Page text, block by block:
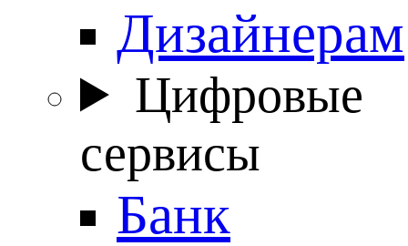
Дизайнерам
Цифровые
сервисы
Банк